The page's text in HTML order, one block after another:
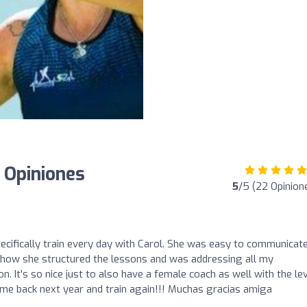
5/5 (22
train every day with Carol. She was easy to communicate
she structured the lessons and was addressing all my
It's so nice just to also have a female coach as well with the
back next year and train again!!! Muchas gracias amiga